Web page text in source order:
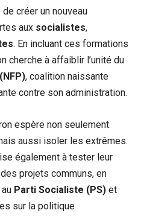
créer un nouveau
aux socialistes,
. En incluant ces formations
cherche à affaiblir l’unité du
, coalition naissante
contre son administration.
espère non seulement
aussi isoler les extrêmes.
également à tester leur
projets communs, en
Parti Socialiste (PS) et
sur la politique